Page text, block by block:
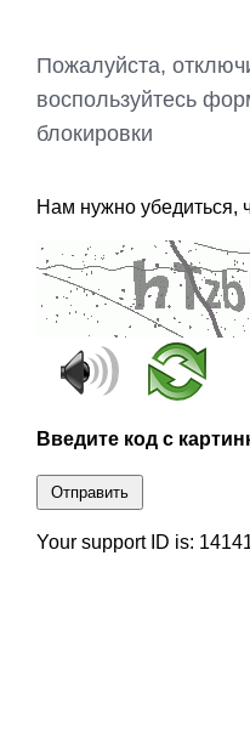
Пожалуйста,
воспользуйтесь
блокировки
Нам нужно убедиться,
Введите код с
Отправить
Your support ID is: